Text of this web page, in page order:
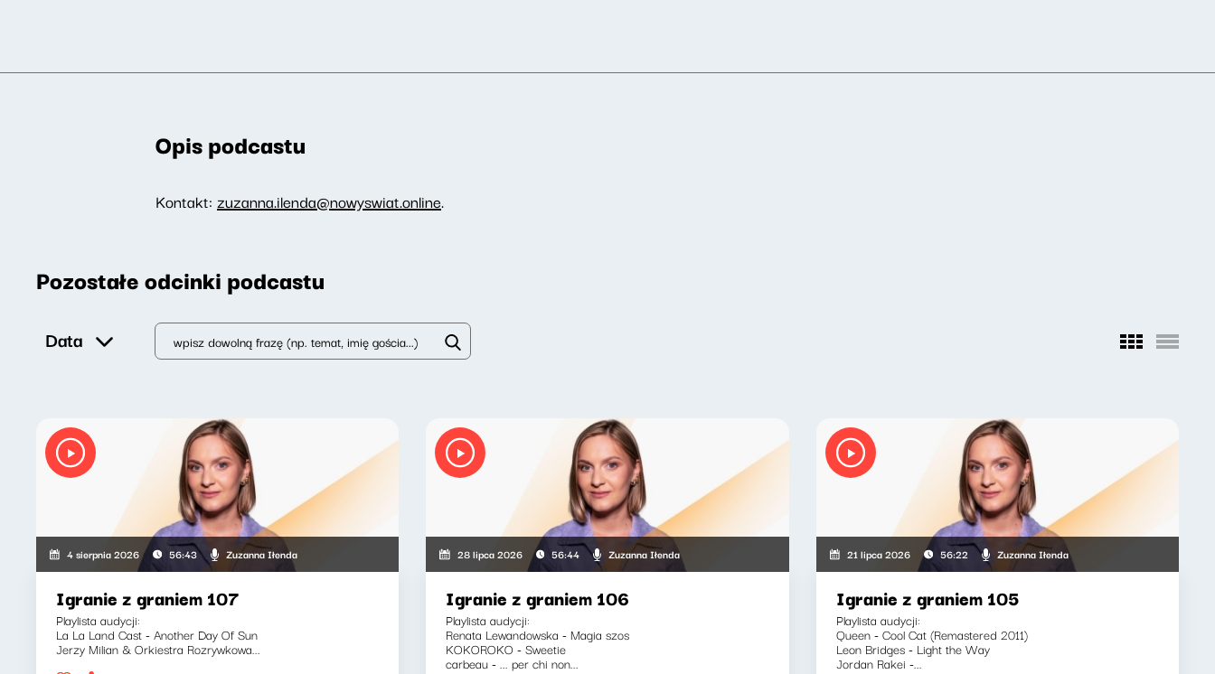
Opis podcastu
Kontakt: zuzanna.ilenda@nowyswiat.online.
Pozostałe odcinki podcastu
Data
4 sierpnia 2026 56:43 Zuzanna Iłenda
Igranie z graniem 107
Playlista audycji:
La La Land Cast - Another Day Of Sun
Jerzy Milian & Orkiestra Rozrywkowa...
28 lipca 2026 56:44 Zuzanna Iłenda
Igranie z graniem 106
Playlista audycji:
Renata Lewandowska - Magia szos
KOKOROKO - Sweetie
carbeau - ... per chi non...
21 lipca 2026 56:22 Zuzanna Iłenda
Igranie z graniem 105
Playlista audycji:
Queen - Cool Cat (Remastered 2011)
Leon Bridges - Light the Way
Jordan Rakei -...